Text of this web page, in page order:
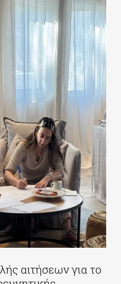
αιτήσεων για το